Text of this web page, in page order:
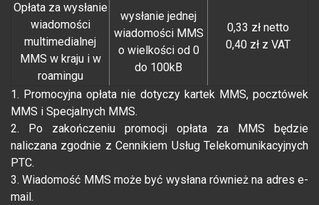
Opłata za wysłanie
wiadomości
multimedialnej
MMS w kraju i w
roamingu
wysłanie jednej
wiadomości MMS
o wielkości od 0
do 100kB
0,33 zł netto
0,40 zł z VAT
1. Promocyjna opłata nie dotyczy kartek MMS, pocztówek
MMS i Specjalnych MMS.
2. Po zakończeniu promocji opłata za MMS będzie
naliczana zgodnie z Cennikiem Usług Telekomunikacyjnych
PTC.
3. Wiadomość MMS może być wysłana również na adres e-
mail.